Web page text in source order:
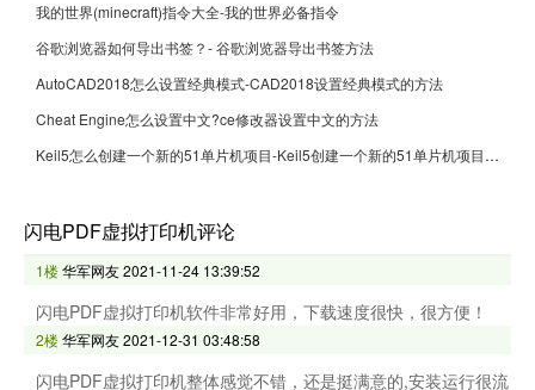
我的世界(minecraft)指令大全-我的世界必备指令
谷歌浏览器如何导出书签？- 谷歌浏览器导出书签方法
AutoCAD2018怎么设置经典模式-CAD2018设置经典模式的方法
Cheat Engine怎么设置中文?ce修改器设置中文的方法
Keil5怎么创建一个新的51单片机项目-Keil5创建一个新的51单片机项目的方法
闪电PDF虚拟打印机评论
1楼华军网友2021-11-24 13:39:52
闪电PDF虚拟打印机软件非常好用，下载速度很快，很方便！
2楼华军网友2021-12-31 03:48:58
闪电PDF虚拟打印机整体感觉不错，还是挺满意的,安装运行很流